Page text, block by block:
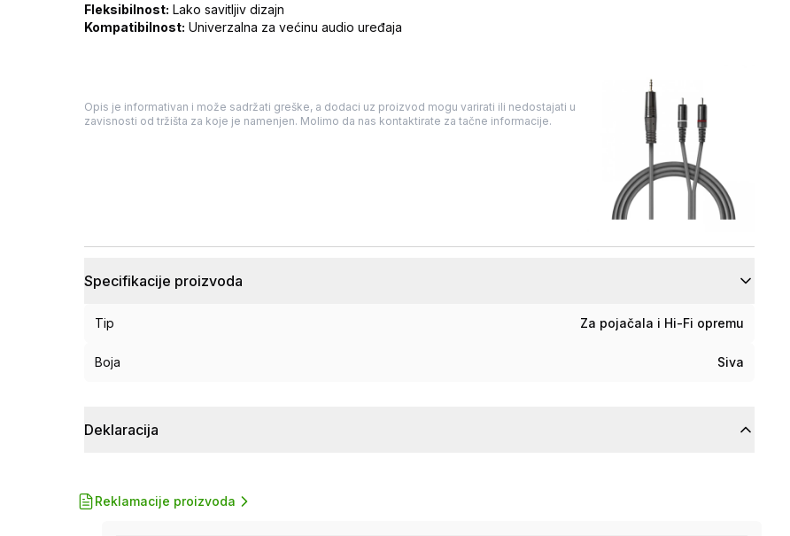
Fleksibilnost: Lako savitljiv dizajn
Kompatibilnost: Univerzalna za većinu audio uređaja
Opis je informativan i može sadržati greške, a dodaci uz proizvod mogu varirati ili nedostajati u
zavisnosti od tržišta za koje je namenjen. Molimo da nas kontaktirate za tačne informacije.
Specifikacije proizvoda
Tip Za pojačala i Hi-Fi opremu
Boja Siva
Deklaracija
Reklamacije proizvoda